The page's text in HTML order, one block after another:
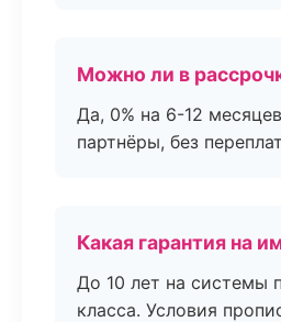
Можно ли в
Да, 0% на 6-12
партнёры, без
Какая гарантия на
До 10 лет на системы
класса. Условия